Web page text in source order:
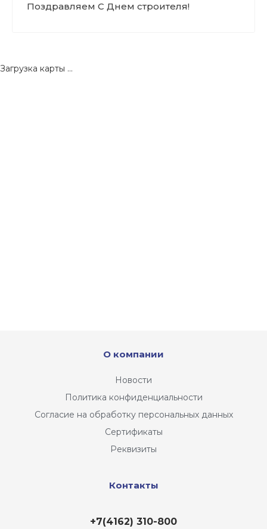
Поздравляем С Днем строителя!
Загрузка карты ...
О компании
Новости
Политика конфиденциальности
Согласие на обработку персональных данных
Сертификаты
Реквизиты
Контакты
+7(4162) 310-800